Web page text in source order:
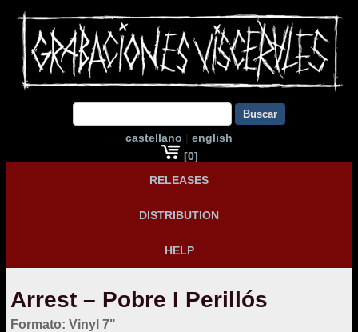
Buscar
castellano | english
[0]
RELEASES
DISTRIBUTION
HELP
Arrest – Pobre I Perillós
Formato: Vinyl 7"